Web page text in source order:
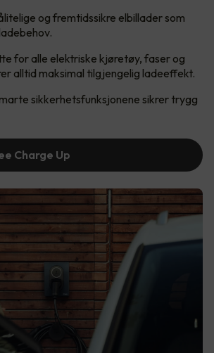
og fremtidssikre elbillader som
for alle elektriske kjøretøy, faser og
alltid maksimal tilgjengelig ladeeffekt.
sikkerhetsfunksjonene sikrer trygg
Charge Up